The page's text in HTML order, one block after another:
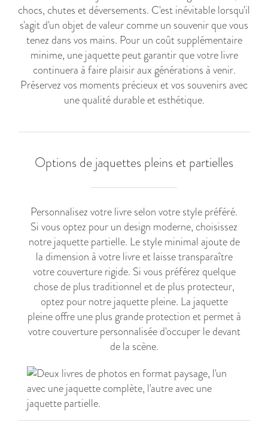
chocs, chutes et déversements. C'est inévitable lorsqu'il
s'agit d'un objet de valeur comme un souvenir que vous
tenez dans vos mains. Pour un coût supplémentaire
minime, une jaquette peut garantir que votre livre
continuera à faire plaisir aux générations à venir.
Préservez vos moments précieux et vos souvenirs avec
une qualité durable et esthétique.
Options de jaquettes pleins et partielles
Personnalisez votre livre selon votre style préféré.
Si vous optez pour un design moderne, choisissez
notre jaquette partielle. Le style minimal ajoute de
la dimension à votre livre et laisse transparaître
votre couverture rigide. Si vous préférez quelque
chose de plus traditionnel et de plus protecteur,
optez pour notre jaquette pleine. La jaquette
pleine offre une plus grande protection et permet à
votre couverture personnalisée d'occuper le devant
de la scène.